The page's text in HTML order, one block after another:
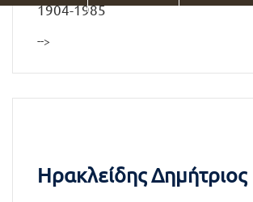
1904-1985
-->
Ηρακλείδης Δημήτριος